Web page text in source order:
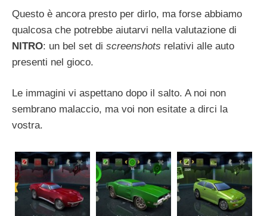
Questo è ancora presto per dirlo, ma forse abbiamo
qualcosa che potrebbe aiutarvi nella valutazione di
NITRO: un bel set di screenshots relativi alle auto
presenti nel gioco.
Le immagini vi aspettano dopo il salto. A noi non
sembrano malaccio, ma voi non esitate a dirci la
vostra.